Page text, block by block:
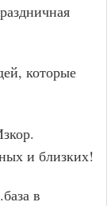
которые
и близких!
в